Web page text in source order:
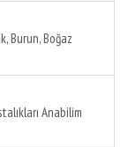
Burun, Boğaz
Anabilim